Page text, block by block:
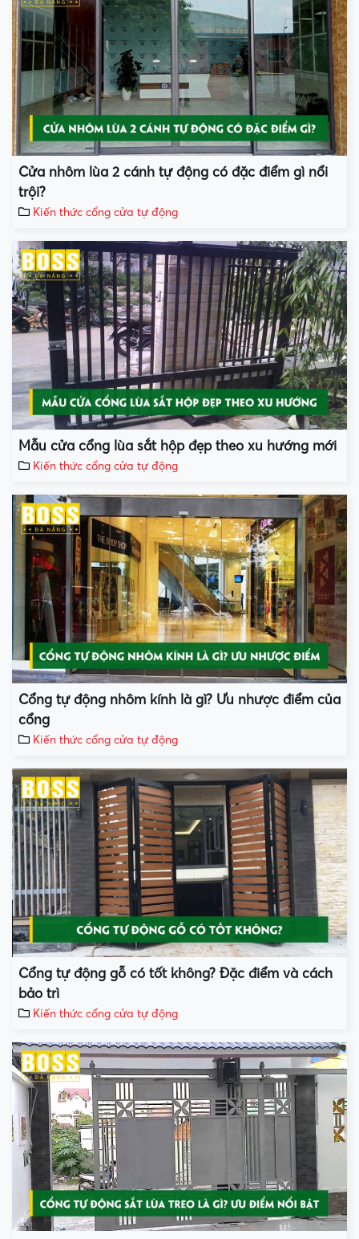
Cửa nhôm lùa 2 cánh tự động có đặc điểm gì nổi
trội?
Kiến thức cổng cửa tự động
Mẫu cửa cổng lùa sắt hộp đẹp theo xu hướng mới
Kiến thức cổng cửa tự động
Cổng tự động nhôm kính là gì? Ưu nhược điểm của
cổng
Kiến thức cổng cửa tự động
Cổng tự động gỗ có tốt không? Đặc điểm và cách
bảo trì
Kiến thức cổng cửa tự động